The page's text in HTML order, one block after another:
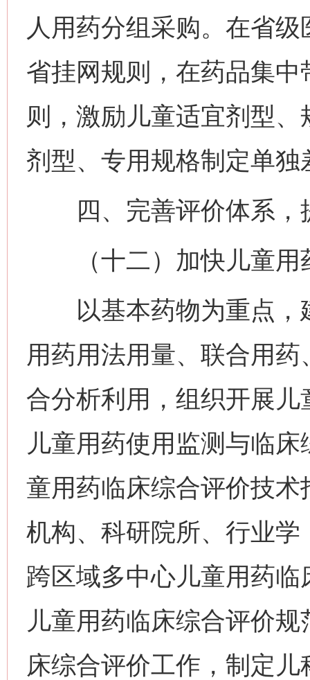
人用药分组采购。在省
省挂网规则，在药品集
则，激励儿童适宜剂型
剂型、专用规格制定单独
四、完善评价体系，
（十二）加快儿童用
以基本药物为重点，
用药用法用量、联合用
合分析利用，组织开展
儿童用药使用监测与临
童用药临床综合评价技
机构、科研院所、行业
跨区域多中心儿童用药
儿童用药临床综合评价
床综合评价工作，制定